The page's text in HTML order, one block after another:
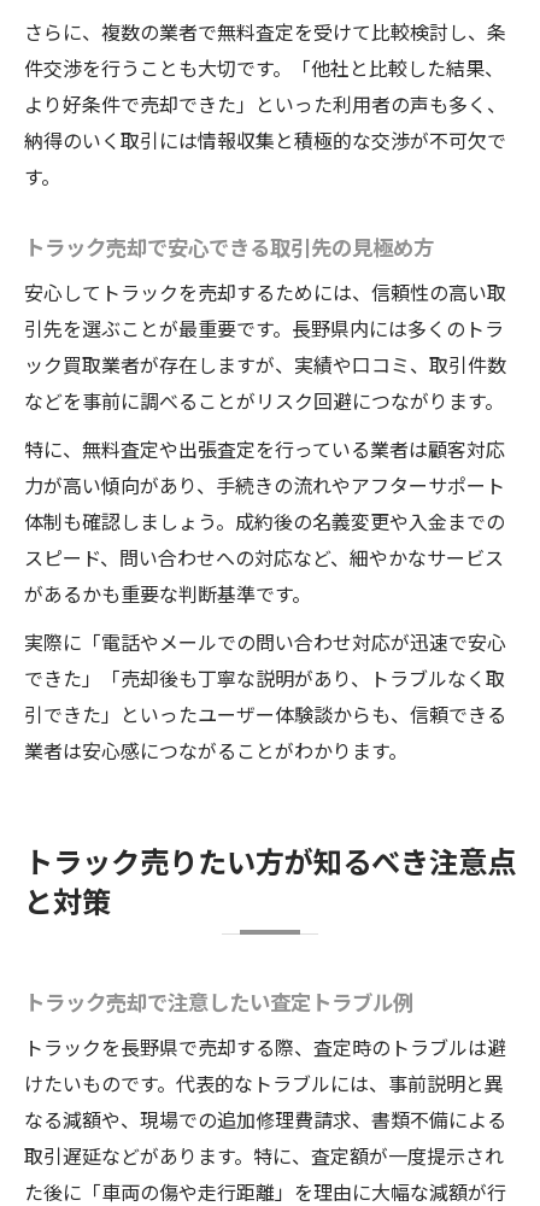
さらに、複数の業者で無料査定を受けて比較検討し、条
件交渉を行うことも大切です。「他社と比較した結果、
より好条件で売却できた」といった利用者の声も多く、
納得のいく取引には情報収集と積極的な交渉が不可欠で
す。
トラック売却で安心できる取引先の見極め方
安心してトラックを売却するためには、信頼性の高い取
引先を選ぶことが最重要です。長野県内には多くのトラ
ック買取業者が存在しますが、実績や口コミ、取引件数
などを事前に調べることがリスク回避につながります。
特に、無料査定や出張査定を行っている業者は顧客対応
力が高い傾向があり、手続きの流れやアフターサポート
体制も確認しましょう。成約後の名義変更や入金までの
スピード、問い合わせへの対応など、細やかなサービス
があるかも重要な判断基準です。
実際に「電話やメールでの問い合わせ対応が迅速で安心
できた」「売却後も丁寧な説明があり、トラブルなく取
引できた」といったユーザー体験談からも、信頼できる
業者は安心感につながることがわかります。
トラック売りたい方が知るべき注意点
と対策
トラック売却で注意したい査定トラブル例
トラックを長野県で売却する際、査定時のトラブルは避
けたいものです。代表的なトラブルには、事前説明と異
なる減額や、現場での追加修理費請求、書類不備による
取引遅延などがあります。特に、査定額が一度提示され
た後に「車両の傷や走行距離」を理由に大幅な減額が行